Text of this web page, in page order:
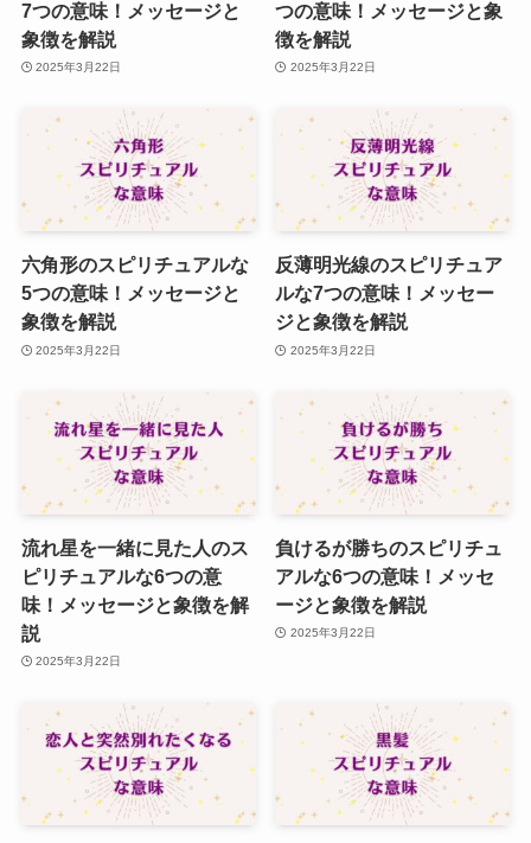
7つの意味！メッセージと
象徴を解説
2025年3月22日
つの意味！メッセージと象
徴を解説
2025年3月22日
六角形のスピリチュアルな
5つの意味！メッセージと
象徴を解説
2025年3月22日
反薄明光線のスピリチュア
ルな7つの意味！メッセー
ジと象徴を解説
2025年3月22日
流れ星を一緒に見た人のス
ピリチュアルな6つの意
味！メッセージと象徴を解
説
2025年3月22日
負けるが勝ちのスピリチュ
アルな6つの意味！メッセ
ージと象徴を解説
2025年3月22日